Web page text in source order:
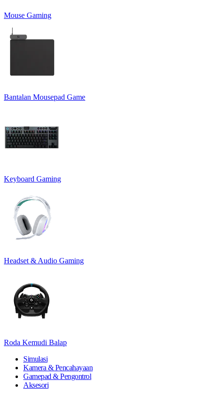
Mouse Gaming
Bantalan Mousepad Game
Keyboard Gaming
Headset & Audio Gaming
Roda Kemudi Balap
Simulasi
Kamera & Pencahayaan
Gamepad & Pengontrol
Aksesori